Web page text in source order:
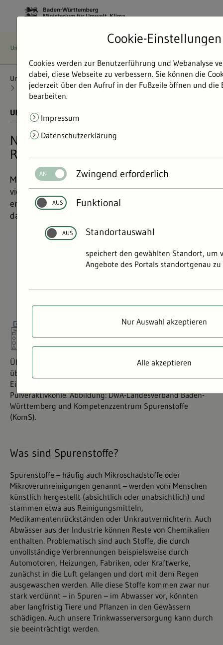
Umweltdaten Bericht: Umweltdaten 2024
Wasser
Abwasser
Vierte Reinigungsstufe
UMWELTDATEN BERICHT 2024
Neu in vielen Kläranlagen: die vierte
Reinigungsstufe
Mit den bisher üblichen Reinigungsverfahren können
viele Spurenstoffe nur unzureichend aus Abwasser
entfernt werden. Die vierte Reinigungsstufe ändert
das jetzt an vielen Orten in Baden-Württemberg.
Übersicht aller Kläranlagen in Baden-Württemberg, die
über eine vierte Reinigungsstufe verfügen. EW:
Einwohnerwerte, GAK: Granulierte Aktivkohle, PAK:
Pulveraktivkohle. Abbildung: DWA-Landesverband Baden-
Württemberg und Kompetenzzentrum Spurenstoffe
(KomS).
Was sind Spurenstoffe?
Spurenstoffe – häufig auch Mikroschadstoffe oder
Mikroverunreinigungen genannt – werden vom Menschen
künstlich hergestellt (absichtlich oder unabsichtlich) und
stammen etwa aus Reinigungsmitteln,
Medikamentenrückständen oder Unkrautvernichtern. Auch
Abwässer aus der Industrie können Reste von Chemikalien
enthalten. Problematisch sind auch Stoffe, die durch
unvollständige Verbrennungen beispielsweise durch
Automotoren, Heizungen, Fabriken, oder Kraftwerke,
zunächst in die Luft gelangen und dort mit dem Regen
ausgewaschen werden. Alle diese Stoffe kommen zwar nur
stark verdünnt – in Spuren – im Abwasser vor, könnten
aber langfristig Tiere und Pflanzen in den Gewässern
schädigen. Auch unsere Trinkwasserversorgung kann durch
sie beeinträchtigt werden.
Cookie-Einstellungen
Cookies werden zur Benutzerführung und Webanalyse
dabei, diese Webseite zu verbessern. Sie können die
jederzeit über den Aufruf in der Fußzeile öffnen und die
bearbeiten.
Impressum
Datenschutzerklärung
Zwingend erforderlich
Funktional
Standortauswahl
speichert den gewählten Standort, um
Angebote des Portals standortgenau
Nur Auswahl akzeptieren
Alle akzeptieren